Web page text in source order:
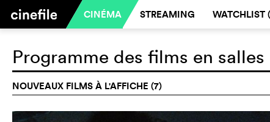
CINÉMA STREAMING WATCHLIST (
Programme des films en salles
NOUVEAUX FILMS À L'AFFICHE (7)